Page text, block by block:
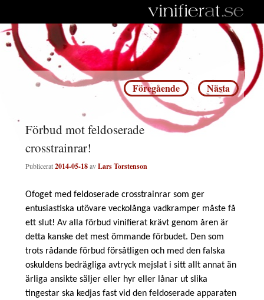
Inläggsnavigering
Föregående Nästa
Förbud mot feldoserade
crosstrainrar!
Publicerat2014-05-18avLars Torstenson
Ofoget med feldoserade crosstrainrar som ger
entusiastiska utövare veckolånga vadkramper måste få
ett slut! Av alla förbud vinifierat krävt genom åren är
detta kanske det mest ömmande förbudet. Den som
trots rådande förbud försåtligen och med den falska
oskuldens bedrägliga avtryck mejslat i sitt allt annat än
ärliga ansikte säljer eller hyr eller lånar ut slika
tingestar ska kedjas fast vid den feldoserade apparaten